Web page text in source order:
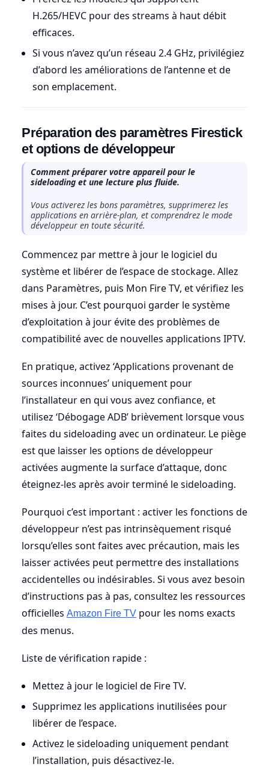
H.265/HEVC pour des streams à haut débit
efficaces.
Si vous n’avez qu’un réseau 2.4 GHz, privilégiez
d’abord les améliorations de l’antenne et de
son emplacement.
Préparation des paramètres Firestick
et options de développeur
Comment préparer votre appareil pour le
sideloading et une lecture plus fluide.
Vous activerez les bons paramètres, supprimerez les
applications en arrière-plan, et comprendrez le mode
développeur en toute sécurité.
Commencez par mettre à jour le logiciel du
système et libérer de l’espace de stockage. Allez
dans Paramètres, puis Mon Fire TV, et vérifiez les
mises à jour. C’est pourquoi garder le système
d’exploitation à jour évite des problèmes de
compatibilité avec de nouvelles applications IPTV.
En pratique, activez ‘Applications provenant de
sources inconnues’ uniquement pour
l’installateur en qui vous avez confiance, et
utilisez ‘Débogage ADB’ brièvement lorsque vous
faites du sideloading avec un ordinateur. Le piège
est que laisser les options de développeur
activées augmente la surface d’attaque, donc
éteignez-les après avoir terminé le sideloading.
Pourquoi c’est important : activer les fonctions de
développeur n’est pas intrinsèquement risqué
lorsqu’elles sont faites avec précaution, mais les
laisser activées peut permettre des installations
accidentelles ou indésirables. Si vous avez besoin
d’instructions pas à pas, consultez les ressources
officielles Amazon Fire TV pour les noms exacts
des menus.
Liste de vérification rapide :
Mettez à jour le logiciel de Fire TV.
Supprimez les applications inutilisées pour
libérer de l’espace.
Activez le sideloading uniquement pendant
l’installation, puis désactivez-le.